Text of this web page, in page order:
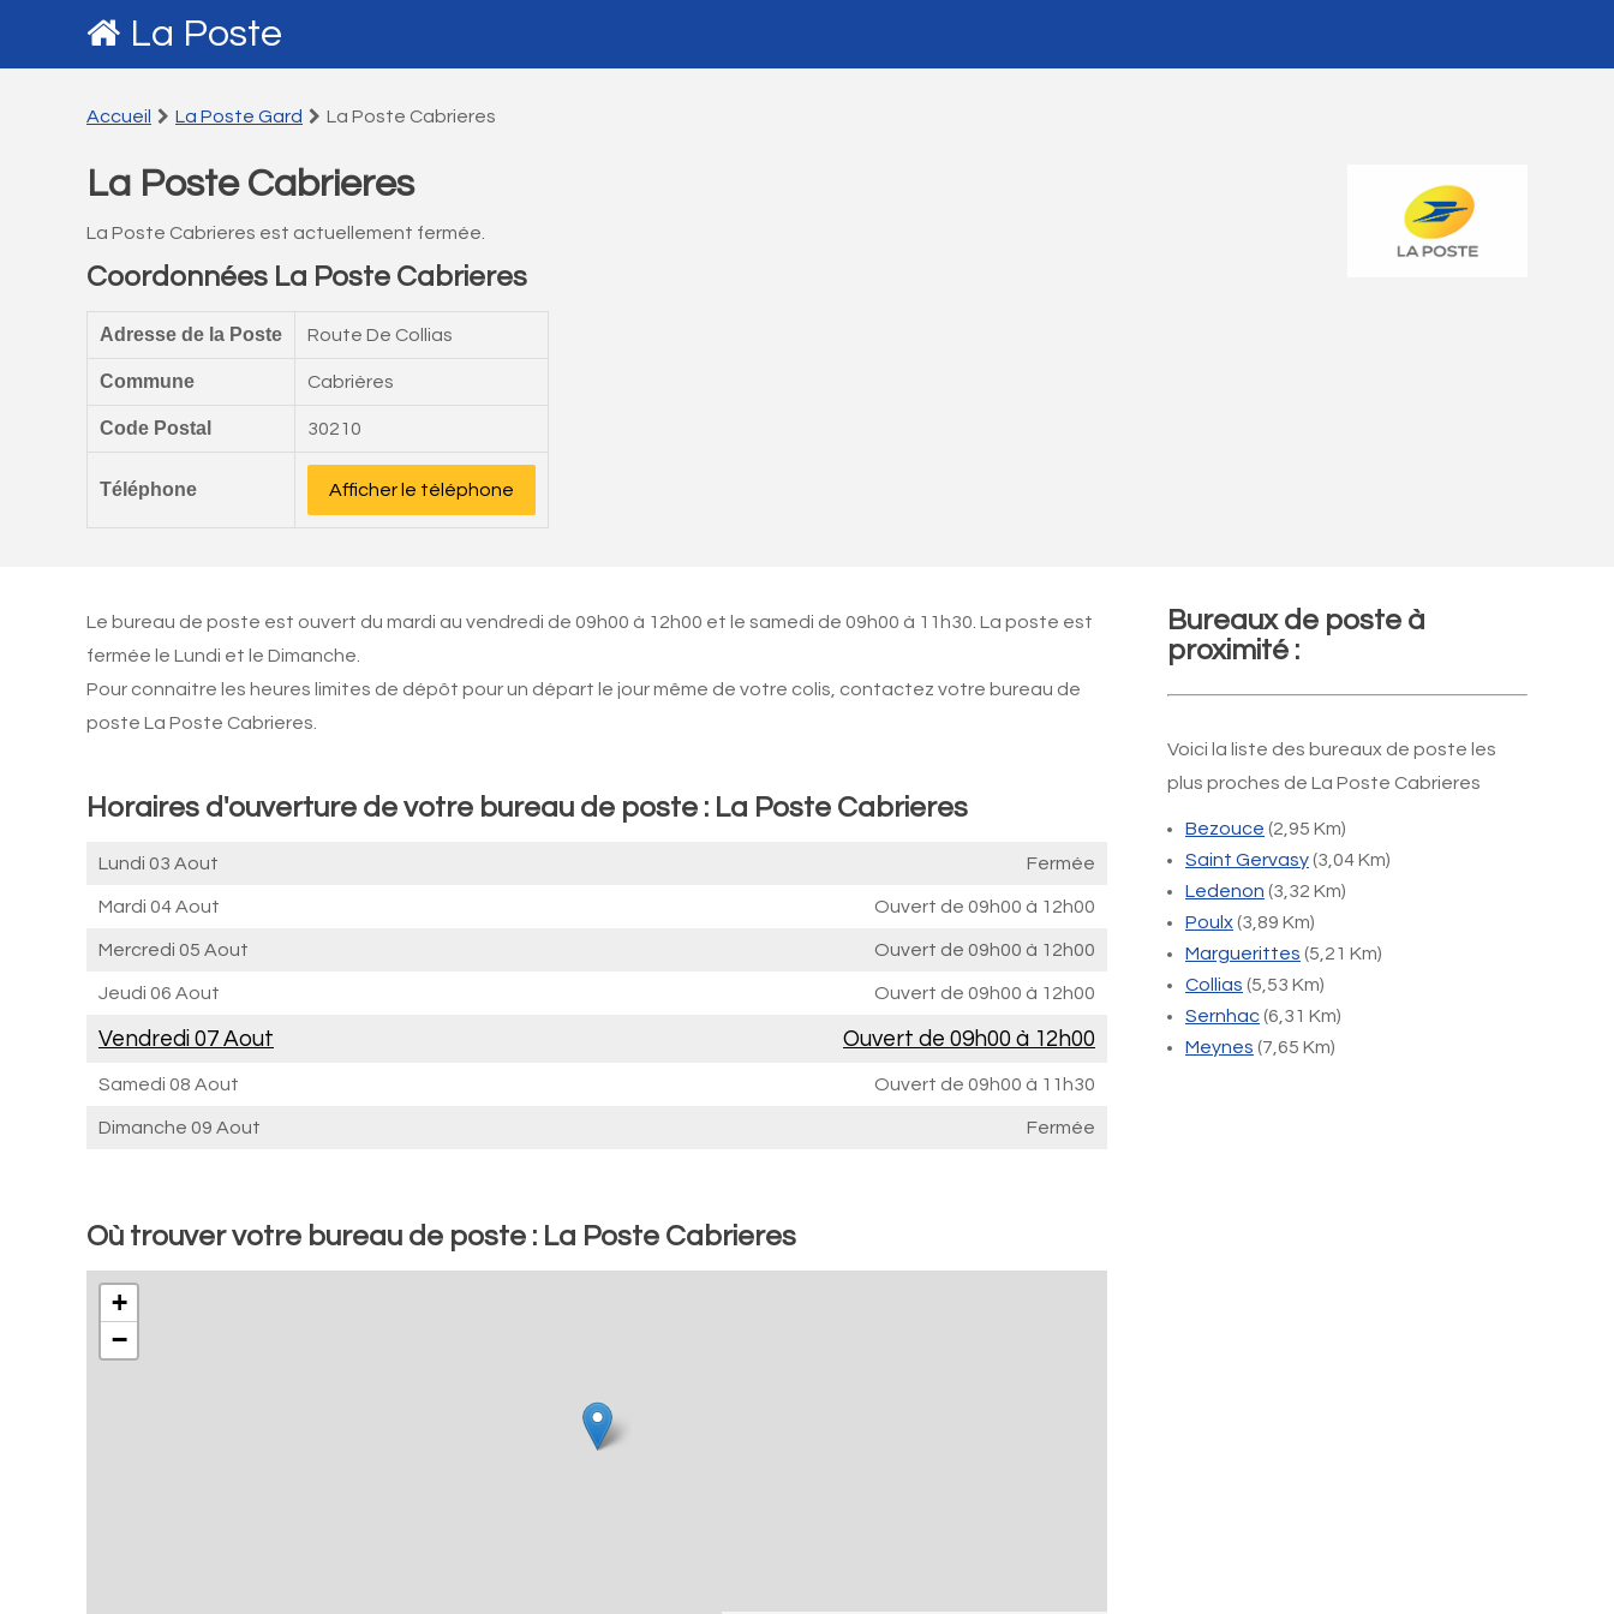
La Poste
Accueil La Poste Gard La Poste Cabrieres
La Poste Cabrieres
La Poste Cabrieres est actuellement fermée.
Coordonnées La Poste Cabrieres
Adresse de la Poste Route De Collias
Commune Cabrières
Code Postal 30210
Téléphone Afficher le téléphone
Le bureau de poste est ouvert du mardi au vendredi de 09h00 à 12h00 et le samedi de 09h00 à 11h30. La poste est
fermée le Lundi et le Dimanche.
Pour connaitre les heures limites de dépôt pour un départ le jour même de votre colis, contactez votre bureau de
poste La Poste Cabrieres.
Horaires d'ouverture de votre bureau de poste : La Poste Cabrieres
Lundi 03 Aout Fermée
Mardi 04 Aout Ouvert de 09h00 à 12h00
Mercredi 05 Aout Ouvert de 09h00 à 12h00
Jeudi 06 Aout Ouvert de 09h00 à 12h00
Vendredi 07 Aout Ouvert de 09h00 à 12h00
Samedi 08 Aout Ouvert de 09h00 à 11h30
Dimanche 09 Aout Fermée
Où trouver votre bureau de poste : La Poste Cabrieres
+
−
Bureaux de poste à
proximité :
Voici la liste des bureaux de poste les
plus proches de La Poste Cabrieres
Bezouce (2,95 Km)
Saint Gervasy(3,04 Km)
Ledenon (3,32 Km)
Poulx(3,89 Km)
Marguerittes (5,21 Km)
Collias (5,53 Km)
Sernhac(6,31 Km)
Meynes (7,65 Km)